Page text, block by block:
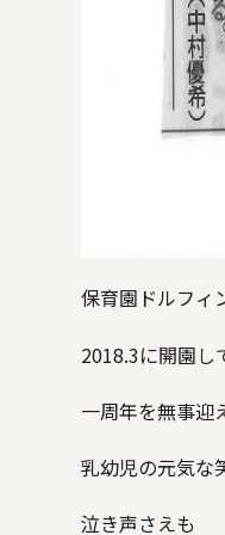
保育園ドルフ
2018.3に開園し
一周年を無事迎
乳幼児の元気な
泣き声さえも